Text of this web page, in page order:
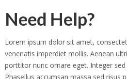
Need Help?
Lorem ipsum dolor sit amet,
venenatis imperdiet mollis. Aenean
porttitor nunc ornare eget. Integer
Phasellus accumsan massa sed risus